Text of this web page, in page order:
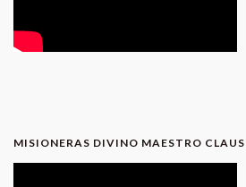
MISIONERAS DIVINO MAESTRO